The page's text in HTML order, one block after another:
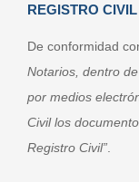
REGISTRO CIVIL
De conformidad
Notarios, dentro
por medios
Civil los
Registro Civil”